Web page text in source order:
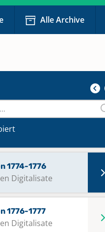
Alle Archive
Digitalisate
1770-1771
Digitalisate
1774-1776
Digitalisate
1776-1777
Digitalisate